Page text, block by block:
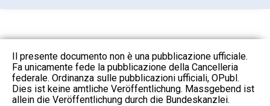
Il presente documento non è una pubblicazione ufficiale.
Fa unicamente fede la pubblicazione della Cancelleria
federale. Ordinanza sulle pubblicazioni ufficiali, OPubl.
Dies ist keine amtliche Veröffentlichung. Massgebend ist
allein die Veröffentlichung durch die Bundeskanzlei.